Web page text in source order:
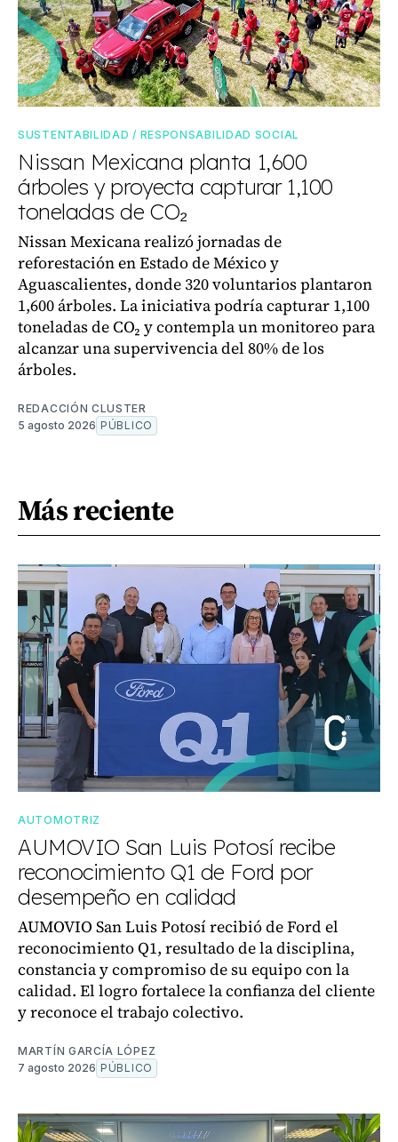
SUSTENTABILIDAD / RESPONSABILIDAD SOCIAL
Nissan Mexicana planta 1,600
árboles y proyecta capturar 1,100
toneladas de CO₂
Nissan Mexicana realizó jornadas de
reforestación en Estado de México y
Aguascalientes, donde 320 voluntarios plantaron
1,600 árboles. La iniciativa podría capturar 1,100
toneladas de CO₂ y contempla un monitoreo para
alcanzar una supervivencia del 80% de los
árboles.
REDACCIÓN CLUSTER
5 agosto 2026 PÚBLICO
Más reciente
AUTOMOTRIZ
AUMOVIO San Luis Potosí recibe
reconocimiento Q1 de Ford por
desempeño en calidad
AUMOVIO San Luis Potosí recibió de Ford el
reconocimiento Q1, resultado de la disciplina,
constancia y compromiso de su equipo con la
calidad. El logro fortalece la confianza del cliente
y reconoce el trabajo colectivo.
MARTÍN GARCÍA LÓPEZ
7 agosto 2026 PÚBLICO